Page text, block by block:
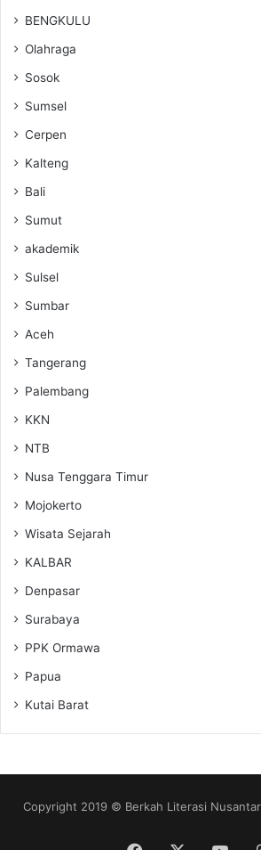
BENGKULU
Olahraga
Sosok
Sumsel
Cerpen
Kalteng
Bali
Sumut
akademik
Sulsel
Sumbar
Aceh
Tangerang
Palembang
KKN
NTB
Nusa Tenggara Timur
Mojokerto
Wisata Sejarah
KALBAR
Denpasar
Surabaya
PPK Ormawa
Papua
Kutai Barat
Copyright 2019 © Berkah Literasi